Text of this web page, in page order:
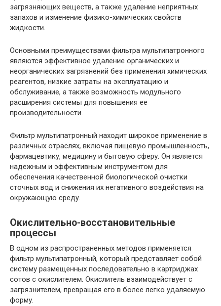
загрязняющих веществ, а также удаление неприятных
запахов и изменение физико-химических свойств
жидкости.
Основными преимуществами фильтра мультипатронного
являются эффективное удаление органических и
неорганических загрязнений без применения химических
реагентов, низкие затраты на эксплуатацию и
обслуживание, а также возможность модульного
расширения системы для повышения ее
производительности.
Фильтр мультипатронный находит широкое применение в
различных отраслях, включая пищевую промышленность,
фармацевтику, медицину и бытовую сферу. Он является
надежным и эффективным инструментом для
обеспечения качественной биологической очистки
сточных вод и снижения их негативного воздействия на
окружающую среду.
Окислительно-восстановительные
процессы
В одном из распространенных методов применяется
фильтр мультипатронный, который представляет собой
систему размещенных последовательно в картриджах
сотов с окислителем. Окислитель взаимодействует с
загрязнителем, превращая его в более легко удаляемую
форму.